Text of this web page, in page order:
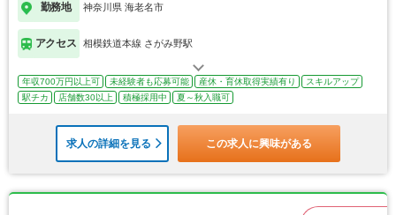
勤務地 神奈川県 海老名市
アクセス 相模鉄道本線 さがみ野駅
年収700万円以上可 未経験者も応募可能 産休・育休取得実績有り
スキルアップ
駅チカ
店舗数30以上 積極採用中 夏～秋入職可
求人の詳細を見る この求人に興味がある